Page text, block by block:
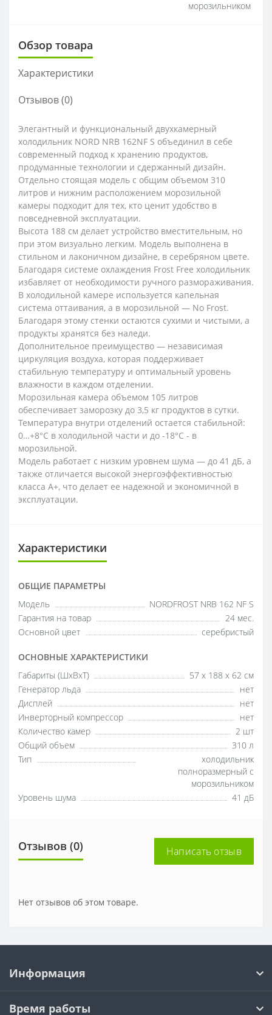
морозильником
Обзор товара
Характеристики
Отзывов (0)
Элегантный и функциональный двухкамерный
холодильник NORD NRB 162NF S объединил в себе
современный подход к хранению продуктов,
продуманные технологии и сдержанный дизайн.
Отдельно стоящая модель с общим объемом 310
литров и нижним расположением морозильной
камеры подходит для тех, кто ценит удобство в
повседневной эксплуатации.
Высота 188 см делает устройство вместительным, но
при этом визуально легким. Модель выполнена в
стильном и лаконичном дизайне, в серебряном цвете.
Благодаря системе охлаждения Frost Free холодильник
избавляет от необходимости ручного размораживания.
В холодильной камере используется капельная
система оттаивания, а в морозильной — No Frost.
Благодаря этому стенки остаются сухими и чистыми, а
продукты хранятся без наледи.
Дополнительное преимущество — независимая
циркуляция воздуха, которая поддерживает
стабильную температуру и оптимальный уровень
влажности в каждом отделении.
Морозильная камера объемом 105 литров
обеспечивает заморозку до 3,5 кг продуктов в сутки.
Температура внутри отделений остается стабильной:
0…+8°C в холодильной части и до -18°C - в
морозильной.
Модель работает с низким уровнем шума — до 41 дБ, а
также отличается высокой энергоэффективностью
класса A+, что делает ее надежной и экономичной в
эксплуатации.
Характеристики
ОБЩИЕ ПАРАМЕТРЫ
Модель
NORDFROST NRB 162 NF S
Гарантия на товар
24 мес.
Основной цвет
серебристый
ОСНОВНЫЕ ХАРАКТЕРИСТИКИ
Габариты (ШxВxТ)
57 x 188 x 62 см
Генератор льда
нет
Дисплей
нет
Инверторный компрессор
нет
Количество камер
2 шт
Общий объем
310 л
Тип
холодильник
полноразмерный с
морозильником
Уровень шума
41 дБ
Отзывов (0) Написать отзыв
Нет отзывов об этом товаре.
Информация
Время работы